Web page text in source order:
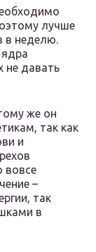
лучше
в неделю.
не давать
же он
так как
и
вовсе
–
так
в